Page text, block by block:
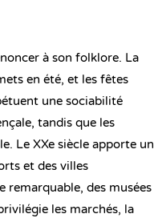
à son folklore. La
en été, et les fêtes
une sociabilité
tandis que les
Le XXe siècle apporte un
et des villes
des musées
les marchés, la